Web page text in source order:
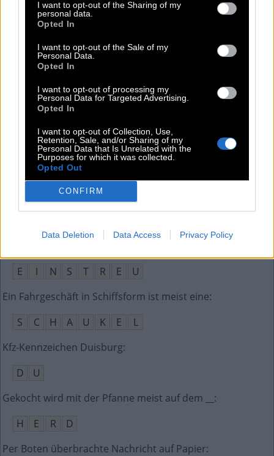
I want to opt-out of the Sharing of my
personal data.
Opted In
I want to opt-out of the Sale of my
Personal Data.
Opted In
I want to opt-out of processing my
Personal Data for Targeted Advertising.
Opted In
I want to opt-out of Collection, Use,
Retention, Sale, and/or Sharing of my
Personal Data that Is Unrelated with the
Purposes for which it was collected.
Opted Out
CONFIRM
Data Deletion Data Access Privacy Policy
R S T E
Terrarium mit einer Uferlandschaft:
I P A
The Walking __, US-Horrorserie:
TV-Serie __ and Geeks, die in den 1980ern spielt
R E A
Währung in Kambodscha
E
I N S T R E
U
Ein Fahrgeschäft in Schiffsform ist meist eine:
S
C H A U K E
L
Kfz-Kennzeichen Duisburg:
D
U
Gekocht wird mit der Pfanne meist auf dem __ :
H
E R
D
Per Boten überbrachte Nachricht auf Papier: